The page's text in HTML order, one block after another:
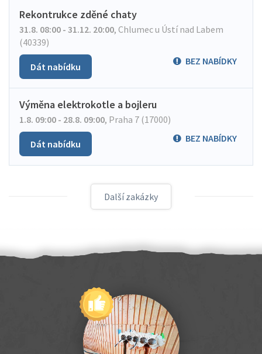
Rekontrukce zděné chaty
31.8. 08:00 - 31.12. 20:00, Chlumec u Ústí nad Labem
(40339)
BEZ NABÍDKY
Dát nabídku
Výměna elektrokotle a bojleru
1.8. 09:00 - 28.8. 09:00, Praha 7 (17000)
BEZ NABÍDKY
Dát nabídku
Další zakázky